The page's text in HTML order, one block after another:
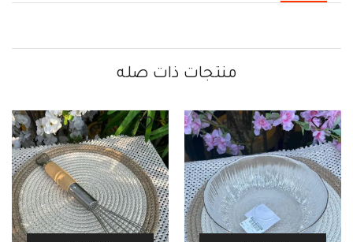
منتجات ذات صله